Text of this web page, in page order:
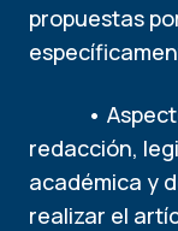
propuestas
• Aspectos
redacción,
académica y
realizar el